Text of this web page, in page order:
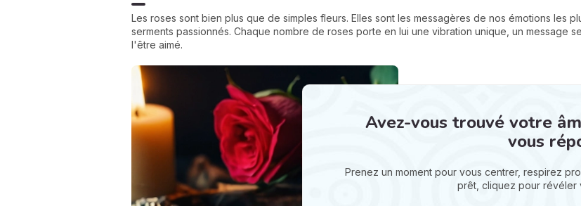
Les roses sont bien plus que de simples fleurs. Elles sont les messagères de nos émotions les
serments passionnés. Chaque nombre de roses porte en lui une vibration unique, un message
l'être aimé.
Avez-vous trouvé votre
vous
Prenez un moment pour vous centrer, respirez
prêt, cliquez pour révéler